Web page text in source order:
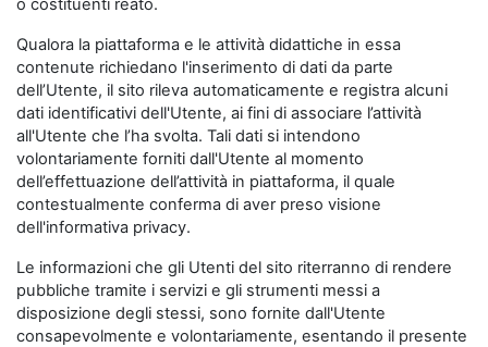
o costituenti reato.
Qualora la piattaforma e le attività didattiche in essa
contenute richiedano l'inserimento di dati da parte
dell’Utente, il sito rileva automaticamente e registra alcuni
dati identificativi dell'Utente, ai fini di associare l’attività
all'Utente che l’ha svolta. Tali dati si intendono
volontariamente forniti dall'Utente al momento
dell’effettuazione dell’attività in piattaforma, il quale
contestualmente conferma di aver preso visione
dell'informativa privacy.
Le informazioni che gli Utenti del sito riterranno di rendere
pubbliche tramite i servizi e gli strumenti messi a
disposizione degli stessi, sono fornite dall'Utente
consapevolmente e volontariamente, esentando il presente